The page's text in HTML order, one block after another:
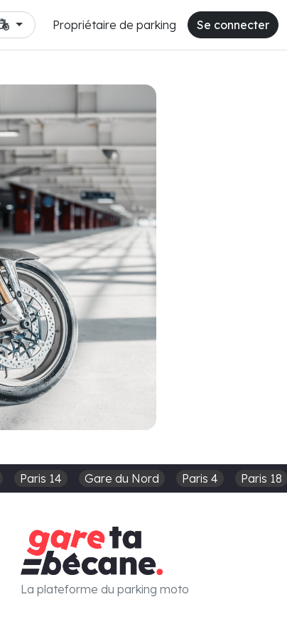
Propriétaire de parking Se connecter
Paris 14 Gare du Nord Paris 4 Paris 18
La plateforme du parking moto